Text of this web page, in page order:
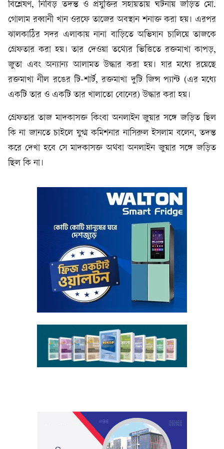
বিশ্লেষণ, নিবিড় তদন্ত ও প্রযুক্তির সহায়তায় ঘটনায় জড়িত মো.
গোলাম রব্বানী খান ওরফে তাজের অবস্থান শনাক্ত করা হয়। এরপর
ঝালকাঠির সদর এলাকায় নানা বাড়িতে অভিযান চালিয়ে তাজকে
গ্রেফতার করা হয়। তার দেওয়া তথ্যের ভিত্তিতে রক্তমাখা কাপড়,
জুতা এবং অন্যান্য আলামত উদ্ধার করা হয়। যার মধ্যে রয়েছে
রক্তমাখা নীল রঙের টি-শার্ট, রক্তমাখা দুটি জিন্স প্যান্ট (এর মধ্যে
একটি তার ও একটি তার খালাতো বোনের) উদ্ধার করা হয়।
গ্রেফতার তাজ মাদকাসক্ত কিংবা অনলাইন জুয়ার সঙ্গে জড়িত ছিল
কি না জানতে চাইলে যুগ্ম কমিশনার নাসিরুল ইসলাম বলেন, তদন্ত
করে দেখা হবে সে মাদকাসক্ত অথবা অনলাইন জুয়ার সঙ্গে জড়িত
ছিল কি না।